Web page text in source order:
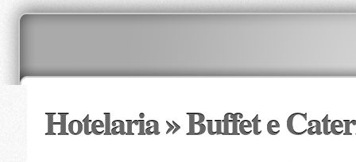
Hotelaria » Buffet e